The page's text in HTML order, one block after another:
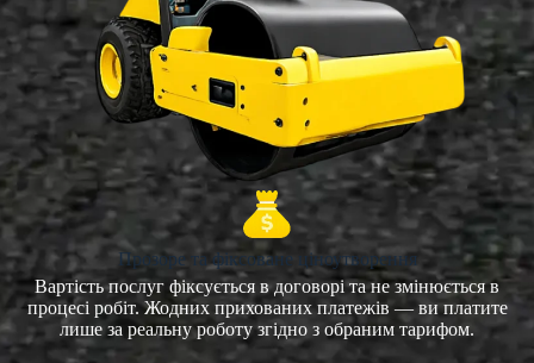
Прозоре та фіксоване ціноутворення
Вартість послуг фіксується в договорі та не змінюється в
процесі робіт. Жодних прихованих платежів — ви платите
лише за реальну роботу згідно з обраним тарифом.